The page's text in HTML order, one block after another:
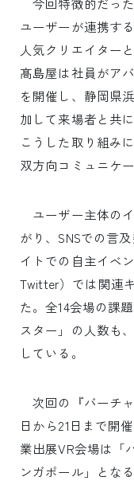
ユーザーが連携す
人気クリエイター
髙島屋は社員がア
を開催し、静岡県
加して来場者と共
こうした取り組み
双方向コミュニケ
ユーザー主体の
がり、SNSでの言
イトでの自主イベ
Twitter）では関連
た。全14会場の課
スター」の人数も
している。
次回の『バーチ
日から21日まで開
業出展VR会場は「
ンガポール」となる